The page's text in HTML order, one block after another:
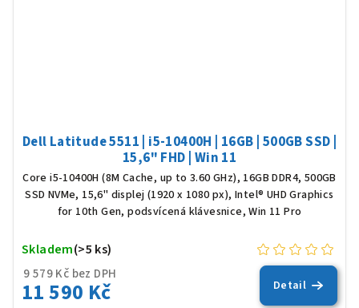
Dell Latitude 5511 | i5-10400H | 16GB | 500GB SSD |
15,6" FHD | Win 11
Core i5-10400H (8M Cache, up to 3.60 GHz), 16GB DDR4, 500GB
SSD NVMe, 15,6" displej (1920 x 1080 px), Intel® UHD Graphics
for 10th Gen, podsvícená klávesnice, Win 11 Pro
9 579 Kč bez DPH
11 590 Kč
Skladem(>5 ks)
Detail